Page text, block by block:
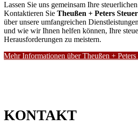
Lassen Sie uns gemeinsam Ihre
Kontaktieren Sie Theußen + Peters
über unsere umfangreichen
und wie wir Ihnen helfen können, Ihre
Herausforderungen zu meistern.
Mehr Informationen über Theußen + Peters
KONTAKT